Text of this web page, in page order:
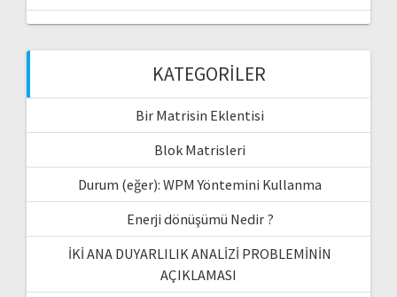
KATEGORILER
Bir Matrisin Eklentisi
Blok Matrisleri
Durum (eğer): WPM Yöntemini Kullanma
Enerji dönüşümü Nedir ?
İKİ ANA DUYARLILIK ANALİZİ PROBLEMİNİN
AÇIKLAMASI